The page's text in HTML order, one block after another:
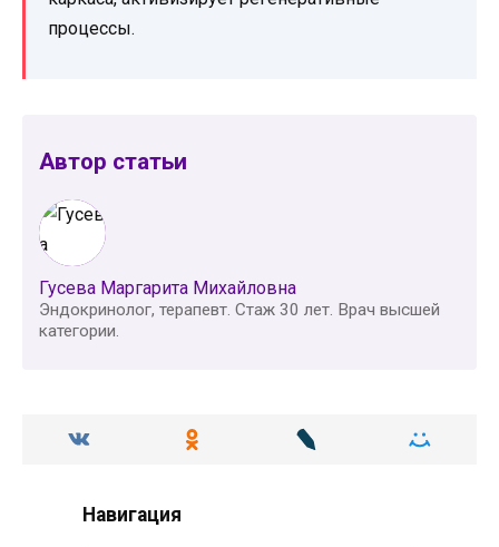
процессы.
Автор статьи
Гусева Маргарита Михайловна
Эндокринолог, терапевт. Стаж 30 лет. Врач высшей
категории.
Навигация